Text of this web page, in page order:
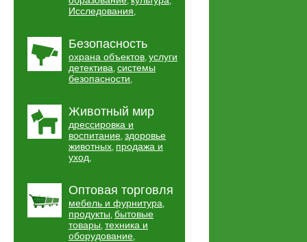
Исследования,
Безопасность
охрана объектов, услуги
детектива, системы
безопасности,
Животный мир
дрессировка и
воспитание, здоровье
животных, продажа и
уход,
Оптовая торговля
мебель и фурнитура,
продукты, бытовые
товары, техника и
оборудование,